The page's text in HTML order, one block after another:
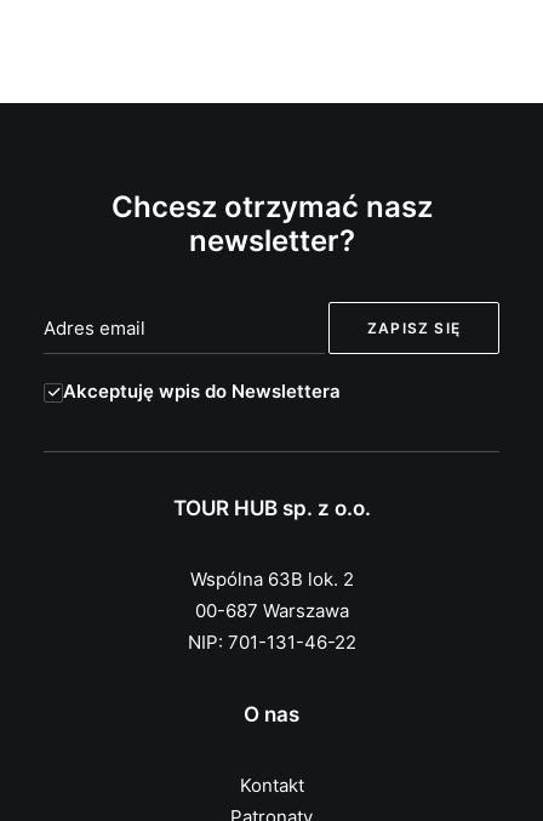
Chcesz otrzymać nasz
newsletter?
Akceptuję wpis do Newslettera
TOUR HUB sp. z o.o.
Wspólna 63B lok. 2
00-687 Warszawa
NIP: 701-131-46-22
O nas
Kontakt